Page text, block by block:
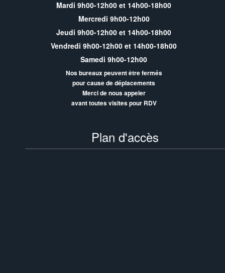
Mardi 9h00-12h00 et 14h00-18h00
Mercredi 9h00-12h00
Jeudi 9h00-12h00 et 14h00-18h00
Vendredi 9h00-12h00 et 14h00-18h00
Samedi 9h00-12h00
Nos bureaux peuvent être fermés
pour cause de déplacements
Merci de nous appeler
avant toutes visites pour RDV
Plan d'accès